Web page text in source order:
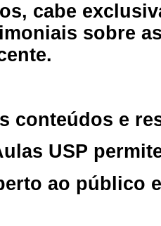
cabe
sobre
conteúdos e
USP
ao público